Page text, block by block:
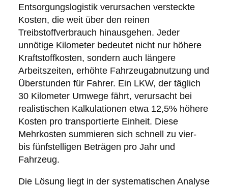
Entsorgungslogistik verursachen versteckte
Kosten, die weit über den reinen
Treibstoffverbrauch hinausgehen. Jeder
unnötige Kilometer bedeutet nicht nur höhere
Kraftstoffkosten, sondern auch längere
Arbeitszeiten, erhöhte Fahrzeugabnutzung und
Überstunden für Fahrer. Ein LKW, der täglich
30 Kilometer Umwege fährt, verursacht bei
realistischen Kalkulationen etwa 12,5% höhere
Kosten pro transportierte Einheit. Diese
Mehrkosten summieren sich schnell zu vier-
bis fünfstelligen Beträgen pro Jahr und
Fahrzeug.
Die Lösung liegt in der systematischen Analyse